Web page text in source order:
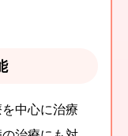
中心に治療